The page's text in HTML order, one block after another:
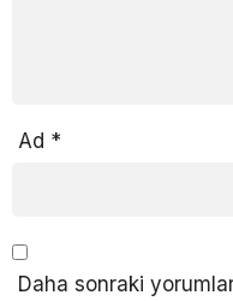
Ad *
Daha sonraki